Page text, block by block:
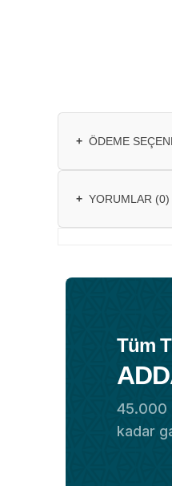
+ ÖDEME
+ YORUMLAR (0)
Tüm
45.000
kadar